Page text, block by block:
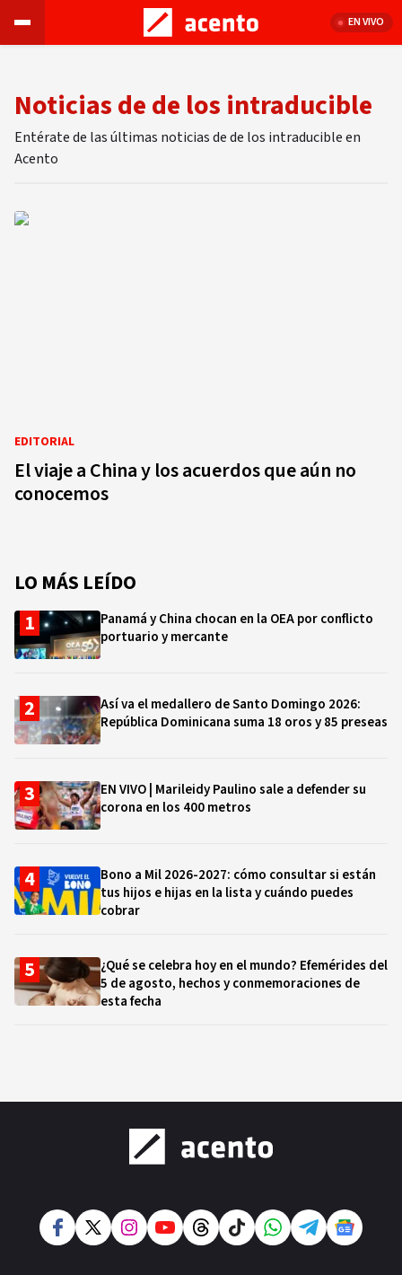
EN VIVO
Noticias de de los intraducible
Entérate de las últimas noticias de de los intraducible en
Acento
EDITORIAL
El viaje a China y los acuerdos que aún no
conocemos
LO MÁS LEÍDO
Panamá y China chocan en la OEA por conflicto
portuario y mercante
Así va el medallero de Santo Domingo 2026:
República Dominicana suma 18 oros y 85 preseas
EN VIVO | Marileidy Paulino sale a defender su
corona en los 400 metros
Bono a Mil 2026-2027: cómo consultar si están
tus hijos e hijas en la lista y cuándo puedes
cobrar
¿Qué se celebra hoy en el mundo? Efemérides del
5 de agosto, hechos y conmemoraciones de
esta fecha